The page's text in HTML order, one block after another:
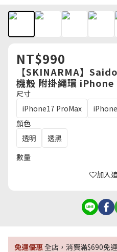
NT$990
【SKINARMA】
機殼 附掛繩環
尺寸
iPhone17 ProMax
顏色
透明
透黑
數量
加入
免運優惠全店，消費滿$690免